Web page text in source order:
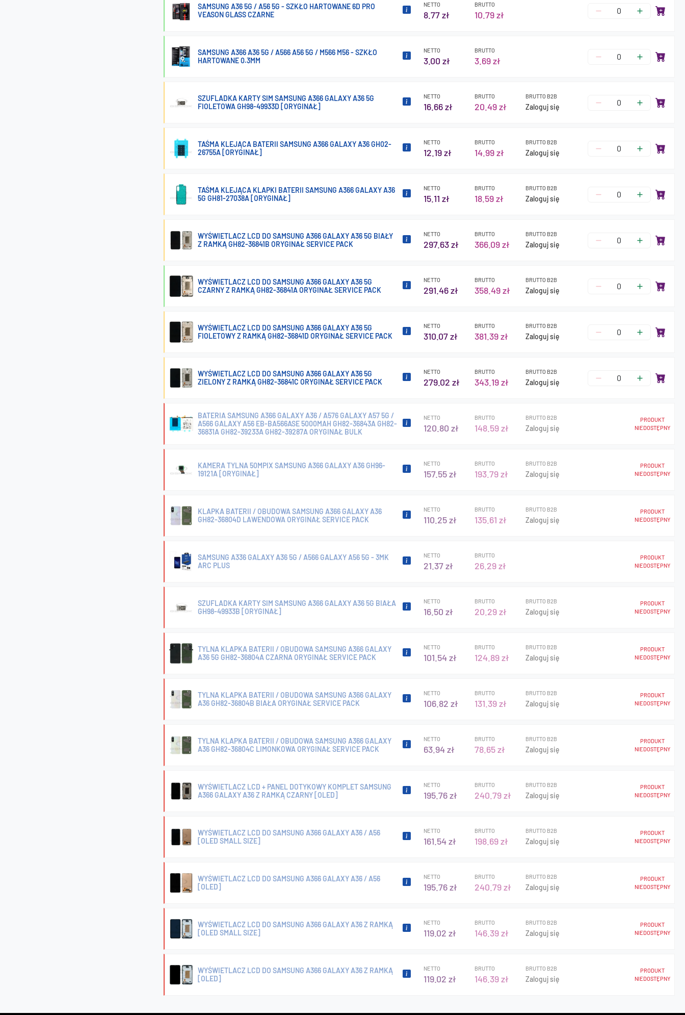
SAMSUNG A36 5G / A56 5G - SZKŁO HARTOWANE 6D PRO
VEASON GLASS CZARNE
NETTO
8.77 zł
BRUTTO
10.79 zł
SAMSUNG A366 A36 5G / A566 A56 5G / M566 M56 - SZKŁO
HARTOWANE 0.3MM
NETTO
3.00 zł
BRUTTO
3.69 zł
SZUFLADKA KARTY SIM SAMSUNG A366 GALAXY A36 5G
FIOLETOWA GH98-49933D [ORYGINAŁ]
NETTO
16.66 zł
BRUTTO
20.49 zł
BRUTTO B2B
Zaloguj się
TAŚMA KLEJĄCA BATERII SAMSUNG A366 GALAXY A36 GH02-
26755A [ORYGINAŁ]
NETTO
12.19 zł
BRUTTO
14.99 zł
BRUTTO B2B
Zaloguj się
TAŚMA KLEJĄCA KLAPKI BATERII SAMSUNG A366 GALAXY A36
5G GH81-27038A [ORYGINAŁ]
NETTO
15.11 zł
BRUTTO
18.59 zł
BRUTTO B2B
Zaloguj się
WYŚWIETLACZ LCD DO SAMSUNG A366 GALAXY A36 5G BIAŁY
Z RAMKĄ GH82-36841B ORYGINAŁ SERVICE PACK
NETTO
297.63 zł
BRUTTO
366.09 zł
BRUTTO B2B
Zaloguj się
WYŚWIETLACZ LCD DO SAMSUNG A366 GALAXY A36 5G
CZARNY Z RAMKĄ GH82-36841A ORYGINAŁ SERVICE PACK
NETTO
291.46 zł
BRUTTO
358.49 zł
BRUTTO B2B
Zaloguj się
WYŚWIETLACZ LCD DO SAMSUNG A366 GALAXY A36 5G
FIOLETOWY Z RAMKĄ GH82-36841D ORYGINAŁ SERVICE PACK
NETTO
310.07 zł
BRUTTO
381.39 zł
BRUTTO B2B
Zaloguj się
WYŚWIETLACZ LCD DO SAMSUNG A366 GALAXY A36 5G
ZIELONY Z RAMKĄ GH82-36841C ORYGINAŁ SERVICE PACK
NETTO
279.02 zł
BRUTTO
343.19 zł
BRUTTO B2B
Zaloguj się
BATERIA SAMSUNG A366 GALAXY A36 / A576 GALAXY A57 5G /
A566 GALAXY A56 EB-BA566ASE 5000MAH GH82-36843A GH82-
36831A GH82-39233A GH82-39287A ORYGINAŁ BULK
NETTO
120.80 zł
BRUTTO
148.59 zł
BRUTTO B2B
Zaloguj się
PRODUKT
NIEDOSTĘPNY
KAMERA TYLNA 50MPIX SAMSUNG A366 GALAXY A36 GH96-
19121A [ORYGINAŁ]
NETTO
157.55 zł
BRUTTO
193.79 zł
BRUTTO B2B
Zaloguj się
PRODUKT
NIEDOSTĘPNY
KLAPKA BATERII / OBUDOWA SAMSUNG A366 GALAXY A36
GH82-36804D LAWENDOWA ORYGINAŁ SERVICE PACK
NETTO
110.25 zł
BRUTTO
135.61 zł
BRUTTO B2B
Zaloguj się
PRODUKT
NIEDOSTĘPNY
SAMSUNG A336 GALAXY A36 5G / A566 GALAXY A56 5G - 3MK
ARC PLUS
NETTO
21.37 zł
BRUTTO
26.29 zł
PRODUKT
NIEDOSTĘPNY
SZUFLADKA KARTY SIM SAMSUNG A366 GALAXY A36 5G BIAŁA
GH98-49933B [ORYGINAŁ]
NETTO
16.50 zł
BRUTTO
20.29 zł
BRUTTO B2B
Zaloguj się
PRODUKT
NIEDOSTĘPNY
TYLNA KLAPKA BATERII / OBUDOWA SAMSUNG A366 GALAXY
A36 5G GH82-36804A CZARNA ORYGINAŁ SERVICE PACK
NETTO
101.54 zł
BRUTTO
124.89 zł
BRUTTO B2B
Zaloguj się
PRODUKT
NIEDOSTĘPNY
TYLNA KLAPKA BATERII / OBUDOWA SAMSUNG A366 GALAXY
A36 GH82-36804B BIAŁA ORYGINAŁ SERVICE PACK
NETTO
106.82 zł
BRUTTO
131.39 zł
BRUTTO B2B
Zaloguj się
PRODUKT
NIEDOSTĘPNY
TYLNA KLAPKA BATERII / OBUDOWA SAMSUNG A366 GALAXY
A36 GH82-36804C LIMONKOWA ORYGINAŁ SERVICE PACK
NETTO
63.94 zł
BRUTTO
78.65 zł
BRUTTO B2B
Zaloguj się
PRODUKT
NIEDOSTĘPNY
WYŚWIETLACZ LCD + PANEL DOTYKOWY KOMPLET SAMSUNG
A366 GALAXY A36 Z RAMKĄ CZARNY [OLED]
NETTO
195.76 zł
BRUTTO
240.79 zł
BRUTTO B2B
Zaloguj się
PRODUKT
NIEDOSTĘPNY
WYŚWIETLACZ LCD DO SAMSUNG A366 GALAXY A36 / A56
[OLED SMALL SIZE]
NETTO
161.54 zł
BRUTTO
198.69 zł
BRUTTO B2B
Zaloguj się
PRODUKT
NIEDOSTĘPNY
WYŚWIETLACZ LCD DO SAMSUNG A366 GALAXY A36 / A56
[OLED]
NETTO
195.76 zł
BRUTTO
240.79 zł
BRUTTO B2B
Zaloguj się
PRODUKT
NIEDOSTĘPNY
WYŚWIETLACZ LCD DO SAMSUNG A366 GALAXY A36 Z RAMKĄ
[OLED SMALL SIZE]
NETTO
119.02 zł
BRUTTO
146.39 zł
BRUTTO B2B
Zaloguj się
PRODUKT
NIEDOSTĘPNY
WYŚWIETLACZ LCD DO SAMSUNG A366 GALAXY A36 Z RAMKĄ
[OLED]
NETTO
119.02 zł
BRUTTO
146.39 zł
BRUTTO B2B
Zaloguj się
PRODUKT
NIEDOSTĘPNY